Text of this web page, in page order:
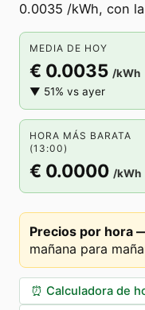
0.0035 /kWh, con
MEDIA DE HOY
€ 0.0035 /kWh
▼ 51% vs ayer
HORA MÁS BARATA
(13:00)
€ 0.0000 /kWh
Precios por hora
mañana para
⏰ Calculadora de